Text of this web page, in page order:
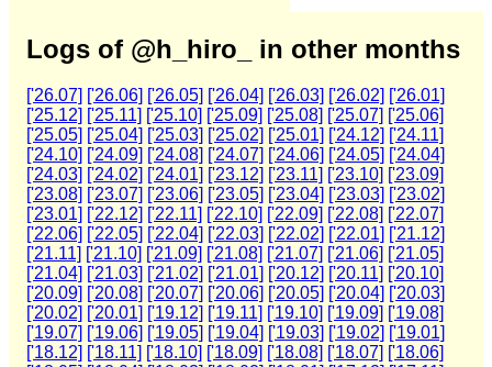
Logs of @h_hiro_ in other months
['26.07] ['26.06] ['26.05] ['26.04] ['26.03] ['26.02] ['26.01]
['25.12] ['25.11] ['25.10] ['25.09] ['25.08] ['25.07] ['25.06]
['25.05] ['25.04] ['25.03] ['25.02] ['25.01] ['24.12] ['24.11]
['24.10] ['24.09] ['24.08] ['24.07] ['24.06] ['24.05] ['24.04]
['24.03] ['24.02] ['24.01] ['23.12] ['23.11] ['23.10] ['23.09]
['23.08] ['23.07] ['23.06] ['23.05] ['23.04] ['23.03] ['23.02]
['23.01] ['22.12] ['22.11] ['22.10] ['22.09] ['22.08] ['22.07]
['22.06] ['22.05] ['22.04] ['22.03] ['22.02] ['22.01] ['21.12]
['21.11] ['21.10] ['21.09] ['21.08] ['21.07] ['21.06] ['21.05]
['21.04] ['21.03] ['21.02] ['21.01] ['20.12] ['20.11] ['20.10]
['20.09] ['20.08] ['20.07] ['20.06] ['20.05] ['20.04] ['20.03]
['20.02] ['20.01] ['19.12] ['19.11] ['19.10] ['19.09] ['19.08]
['19.07] ['19.06] ['19.05] ['19.04] ['19.03] ['19.02] ['19.01]
['18.12] ['18.11] ['18.10] ['18.09] ['18.08] ['18.07] ['18.06]